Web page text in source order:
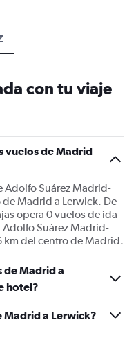
con tu viaje
vuelos de Madrid
Adolfo Suárez Madrid-
de Madrid a Lerwick. De
opera 0 vuelos de ida
Suárez Madrid-
km del centro de Madrid.
de Madrid a
hotel?
Madrid a Lerwick?